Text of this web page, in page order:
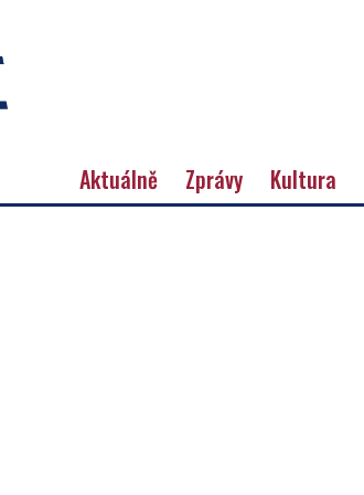
Aktuálně Zprávy Kultura